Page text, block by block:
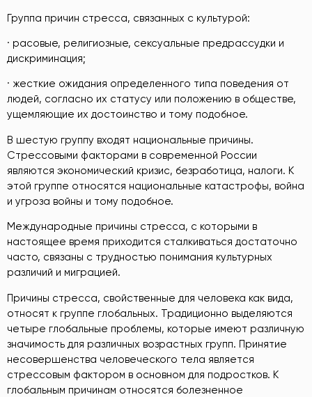
Группа причин стресса, связанных с культурой:
· расовые, религиозные, сексуальные предрассудки и
дискриминация;
· жесткие ожидания определенного типа поведения от
людей, согласно их статусу или положению в обществе,
ущемляющие их достоинство и тому подобное.
В шестую группу входят национальные причины.
Стрессовыми факторами в современной России
являются экономический кризис, безработица, налоги. К
этой группе относятся национальные катастрофы, война
и угроза войны и тому подобное.
Международные причины стресса, с которыми в
настоящее время приходится сталкиваться достаточно
часто, связаны с трудностью понимания культурных
различий и миграцией.
Причины стресса, свойственные для человека как вида,
относят к группе глобальных. Традиционно выделяются
четыре глобальные проблемы, которые имеют различную
значимость для различных возрастных групп. Принятие
несовершенства человеческого тела является
стрессовым фактором в основном для подростков. К
глобальным причинам относятся болезненное